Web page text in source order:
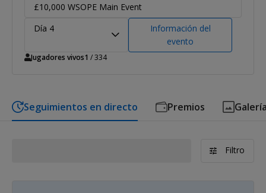
£10,000 WSOPE Main Event
Día 4
Información del
evento
Jugadores vivos1 / 334
Seguimientos en directo Premios
Filtro